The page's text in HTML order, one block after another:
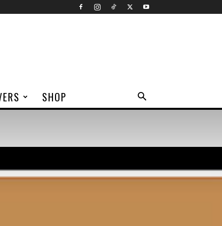
SHOP